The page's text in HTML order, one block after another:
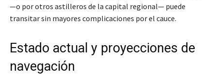
—o por otros astilleros de la capital regional— puede
transitar sin mayores complicaciones por el cauce.
Estado actual y proyecciones de
navegación